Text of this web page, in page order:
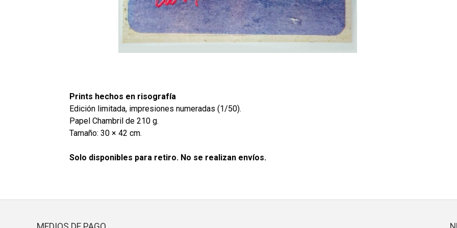
Prints hechos en risografía
Edición limitada, impresiones numeradas (1/50).
Papel Chambril de 210 g.
Tamaño: 30 × 42 cm.
Solo disponibles para retiro. No se realizan envíos.